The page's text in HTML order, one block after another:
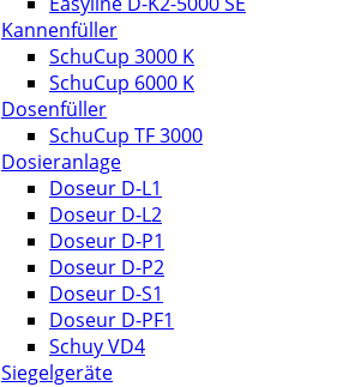
Kannenfüller
SchuCup 3000 K
SchuCup 6000 K
Dosenfüller
SchuCup TF 3000
Dosieranlage
Doseur D-L1
Doseur D-L2
Doseur D-P1
Doseur D-P2
Doseur D-S1
Doseur D-PF1
Schuy VD4
Siegelgeräte